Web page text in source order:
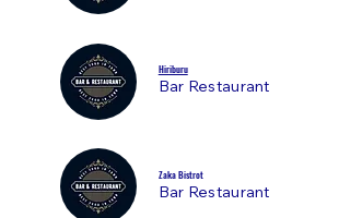
Hiriburu
Bar Restaurant
Zaka Bistrot
Bar Restaurant